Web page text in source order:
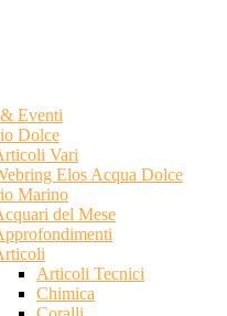
Eventi
Dolce
Vari
Elos Acqua Dolce
Marino
del Mese
Articoli Tecnici
Chimica